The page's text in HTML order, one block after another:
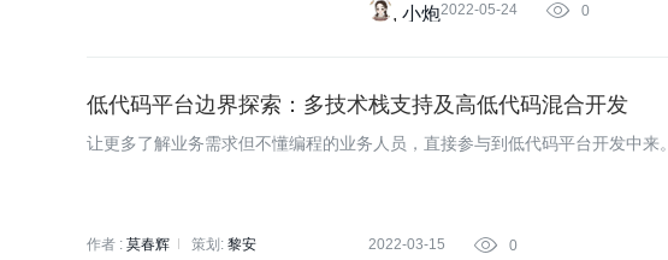
小炮2022-05-24  0
低代码平台边界探索：多技术栈支持及高低代码混合开发
让更多了解业务需求但不懂编程的业务人员，直接参与到低代码平台开发中来。
作者 : 莫春辉 策划: 黎安 2022-03-15  0